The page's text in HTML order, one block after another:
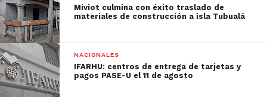
Miviot culmina con éxito traslado de
materiales de construcción a isla Tubualá
NACIONALES
IFARHU: centros de entrega de tarjetas y
pagos PASE-U el 11 de agosto